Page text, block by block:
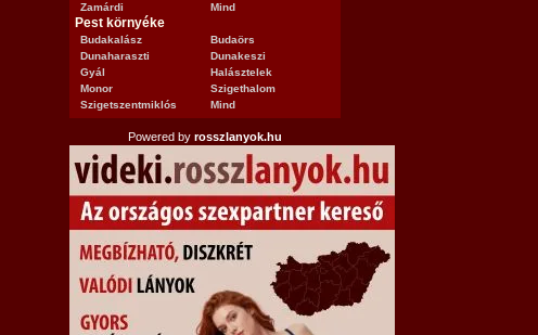
Zamárdi
Mind
Pest környéke
Budakalász
Budaörs
Dunaharaszti
Dunakeszi
Gyál
Halásztelek
Monor
Szigethalom
Szigetszentmiklós
Mind
Powered by rosszlanyok.hu